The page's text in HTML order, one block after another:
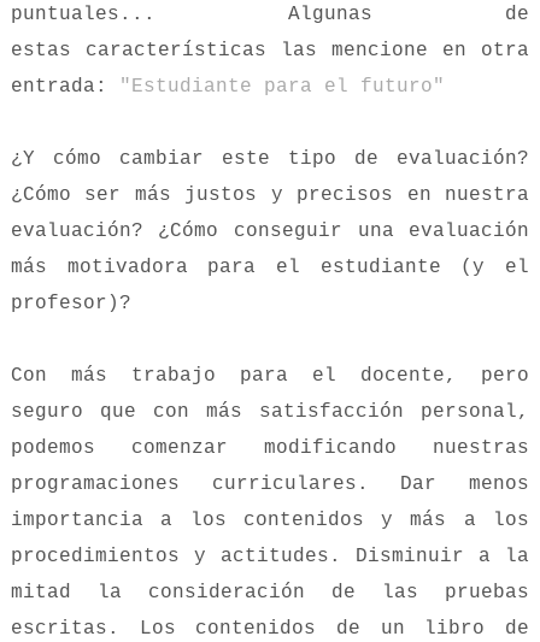
puntuales... Algunas de
estas características las mencione en otra
entrada:
"Estudiante para el futuro"
¿Y cómo cambiar este tipo de evaluación?
¿Cómo ser más justos y precisos en nuestra
evaluación? ¿Cómo conseguir una evaluación
más motivadora para el estudiante (y el
profesor)?
Con más trabajo para el docente, pero
seguro que con más satisfacción personal,
podemos comenzar modificando nuestras
programaciones curriculares. Dar menos
importancia a los contenidos y más a los
procedimientos y actitudes. Disminuir a la
mitad la consideración de las pruebas
escritas. Los contenidos de un libro de